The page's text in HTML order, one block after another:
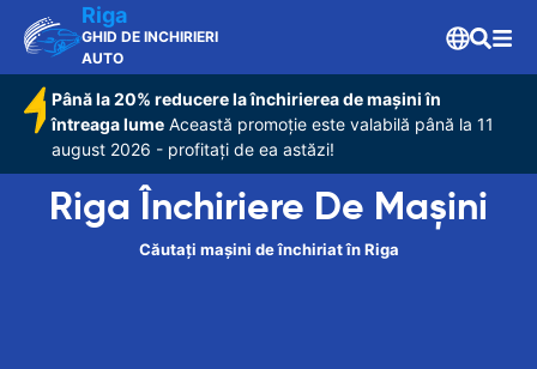
Riga
GHID DE INCHIRIERI
AUTO
Până la 20% reducere la închirierea de mașini în
întreaga lume Această promoție este valabilă până la 11
august 2026 - profitați de ea astăzi!
Riga Închiriere De Maşini
Căutați mașini de închiriat în Riga